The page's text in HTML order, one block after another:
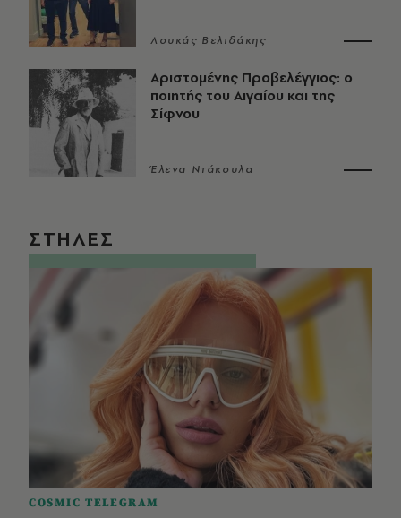
Λουκάς Βελιδάκης
Αριστομένης Προβελέγγιος: ο
ποιητής του Αιγαίου και της
Σίφνου
Έλενα Ντάκουλα
ΣΤΗΛΕΣ
COSMIC TELEGRAM